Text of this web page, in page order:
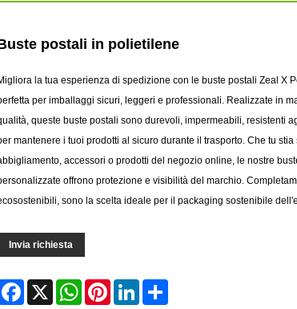
postali in polietilene
la tua esperienza di spedizione con le buste postali Zeal X
per imballaggi sicuri, leggeri e professionali. Realizzate in
queste buste postali sono durevoli, impermeabili, resistenti
mantenere i tuoi prodotti al sicuro durante il trasporto. Che tu
accessori o prodotti del negozio online, le nostre
offrono protezione e visibilità del marchio.
sono la scelta ideale per il packaging sostenibile
Invia richiesta
Facebook WhatsAppPinterestLinkedIn